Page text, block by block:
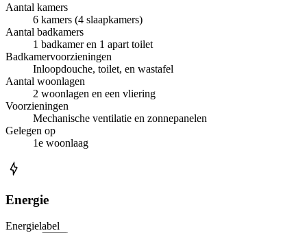
Aantal kamers
6 kamers (4 slaapkamers)
Aantal badkamers
1 badkamer en 1 apart toilet
Badkamervoorzieningen
Inloopdouche, toilet, en wastafel
Aantal woonlagen
2 woonlagen en een vliering
Voorzieningen
Mechanische ventilatie en zonnepanelen
Gelegen op
1e woonlaag
Energie
Energielabel